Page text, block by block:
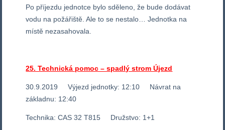
Po příjezdu jednotce bylo sděleno, že bude dodávat
vodu na požářiště. Ale to se nestalo… Jednotka na
místě nezasahovala.
25. Technická pomoc – spadlý strom Újezd
30.9.2019 Výjezd jednotky: 12:10 Návrat na
základnu: 12:40
Technika: CAS 32 T815 Družstvo: 1+1